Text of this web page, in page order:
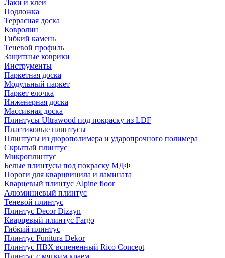
Лаки и клеи
Подложка
Террасная доска
Ковролин
Гибкий камень
Теневой профиль
Защитные коврики
Инструменты
Паркетная доска
Модульный паркет
Паркет елочка
Инженерная доска
Массивная доска
Плинтусы Ultrawood под покраску из LDF
Пластиковые плинтусы
Плинтусы из дюрополимера и ударопрочного полимера
Скрытый плинтус
Микроплинтус
Белые плинтусы под покраску МДФ
Пороги для кварцвинила и ламината
Кварцевый плинтус Alpine floor
Алюминиевый плинтус
Теневой плинтус
Плинтус Decor Dizayn
Кварцевый плинтус Fargo
Гибкий плинтус
Плинтус Funitura Dekor
Плинтус ПВХ вспененный Rico Concept
Плинтус с мягким краем